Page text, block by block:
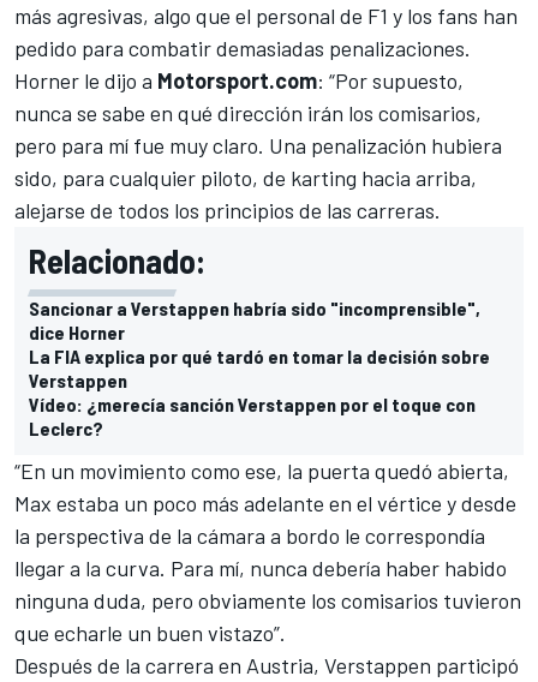
más agresivas, algo que el personal de F1 y los fans han
pedido para combatir demasiadas penalizaciones.
Horner le dijo a Motorsport.com: “Por supuesto,
nunca se sabe en qué dirección irán los comisarios,
pero para mí fue muy claro. Una penalización hubiera
sido, para cualquier piloto, de karting hacia arriba,
alejarse de todos los principios de las carreras.
Relacionado:
Sancionar a Verstappen habría sido "incomprensible",
dice Horner
La FIA explica por qué tardó en tomar la decisión sobre
Verstappen
Vídeo: ¿merecía sanción Verstappen por el toque con
Leclerc?
“En un movimiento como ese, la puerta quedó abierta,
Max estaba un poco más adelante en el vértice y desde
la perspectiva de la cámara a bordo le correspondía
llegar a la curva. Para mí, nunca debería haber habido
ninguna duda, pero obviamente los comisarios tuvieron
que echarle un buen vistazo”.
Después de la carrera en Austria, Verstappen participó